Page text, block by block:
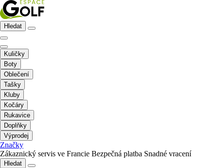
Hledat
Kuličky
Boty
Oblečení
Tašky
Kluby
Kočáry
Rukavice
Doplňky
Výprodej
Značky
Zákaznický servis ve Francie Bezpečná platba Snadné vracení
Hledat